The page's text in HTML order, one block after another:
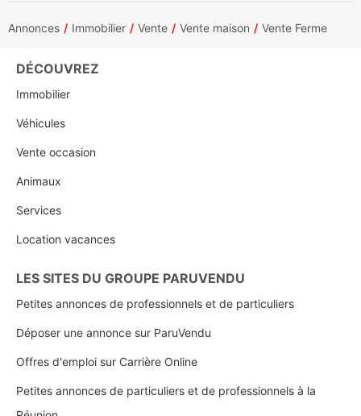
Annonces Immobilier Vente Vente maison Vente Ferme
DÉCOUVREZ
Immobilier
Véhicules
Vente occasion
Animaux
Services
Location vacances
LES SITES DU GROUPE PARUVENDU
Petites annonces de professionnels et de particuliers
Déposer une annonce sur ParuVendu
Offres d'emploi sur Carrière Online
Petites annonces de particuliers et de professionnels à la